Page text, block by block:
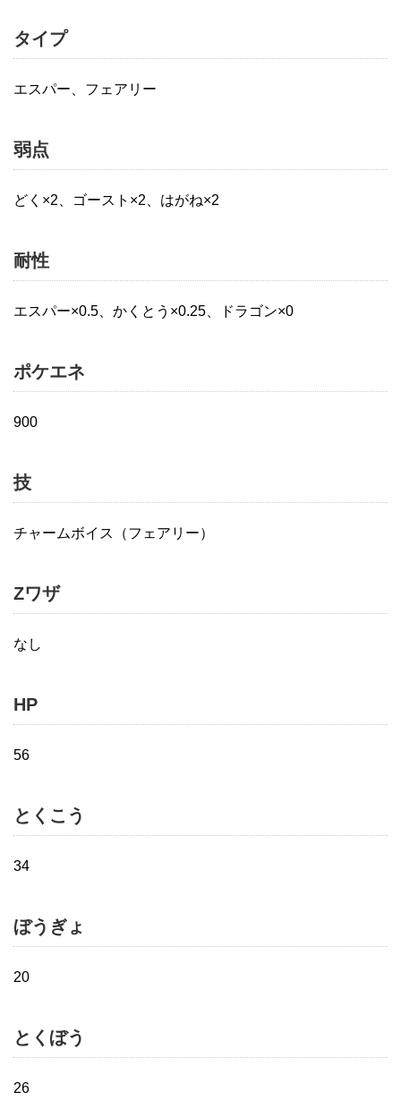
タイプ
エスパー、フェアリー
弱点
どく×2、ゴースト×2、はがね×2
耐性
エスパー×0.5、かくとう×0.25、ドラゴン×0
ポケエネ
900
技
チャームボイス（フェアリー）
Zワザ
なし
HP
56
とくこう
34
ぼうぎょ
20
とくぼう
26